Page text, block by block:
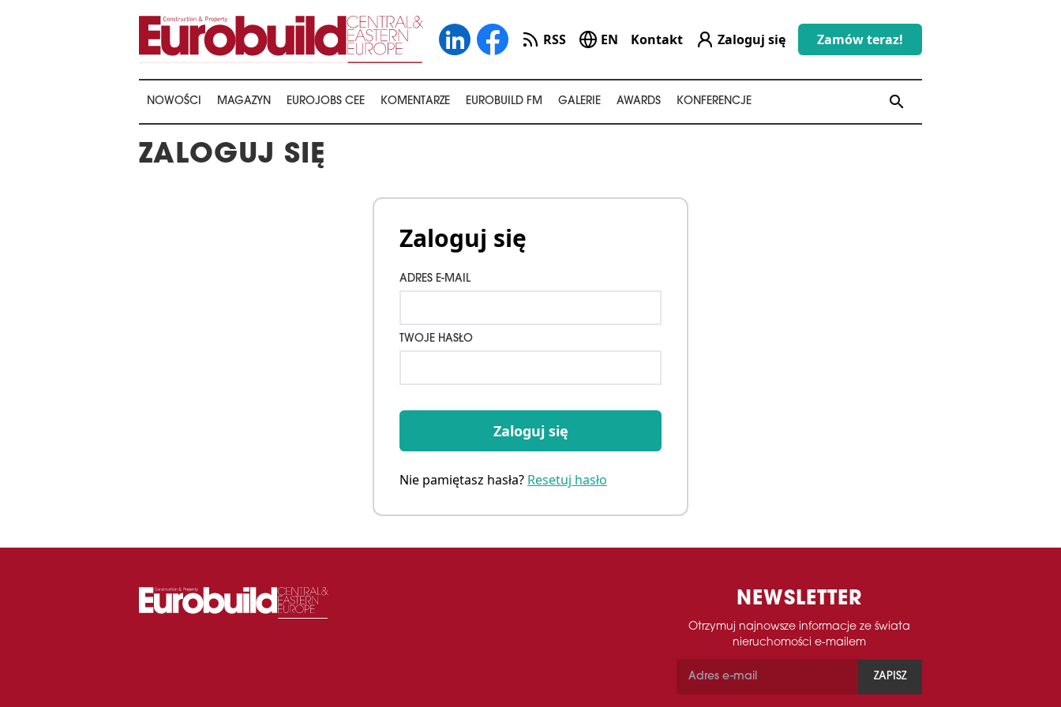
RSS EN Kontakt Zaloguj się Zamów teraz!
NOWOŚCI MAGAZYN EUROJOBS CEE KOMENTARZE EUROBUILD FM GALERIE AWARDS KONFERENCJE search
ZALOGUJ SIĘ
Zaloguj się
ADRES E-MAIL
TWOJE HASŁO
Zaloguj się
Nie pamiętasz hasła? Resetuj hasło
NEWSLETTER
Otrzymuj najnowsze informacje ze świata
nieruchomości e-mailem
ZAPISZ